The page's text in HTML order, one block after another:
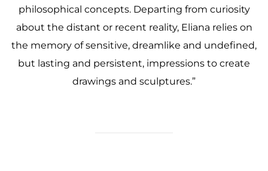
philosophical concepts. Departing from curiosity
about the distant or recent reality, Eliana relies on
the memory of sensitive, dreamlike and undefined,
but lasting and persistent, impressions to create
drawings and sculptures.”